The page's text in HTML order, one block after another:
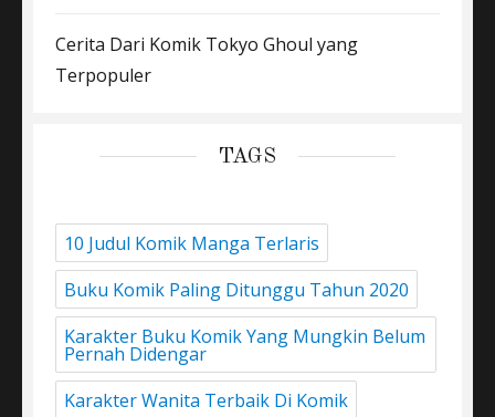
Cerita Dari Komik Tokyo Ghoul yang
Terpopuler
TAGS
10 Judul Komik Manga Terlaris
Buku Komik Paling Ditunggu Tahun 2020
Karakter Buku Komik Yang Mungkin Belum
Pernah Didengar
Karakter Wanita Terbaik Di Komik